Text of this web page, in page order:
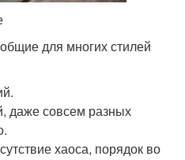
для многих стилей
даже совсем разных
хаоса, порядок во